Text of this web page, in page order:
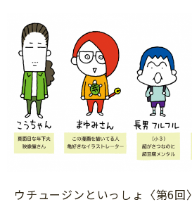
ウチュージンといっしょ〈第6回〉